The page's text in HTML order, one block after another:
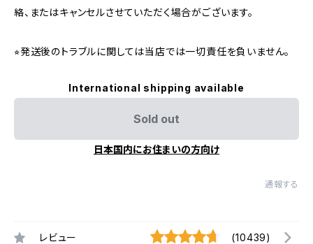
絡、またはキャンセルさせていただく場合がございます。
⭐︎発送後のトラブルに関しては当店では一切責任を負いません。
International shipping available
Sold out
日本国内にお住まいの方向け
通報する
レビュー (10439)